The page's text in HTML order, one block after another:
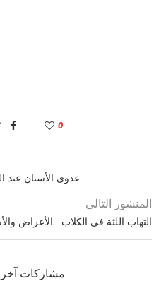
0
عدوى الأسنان عند الكلاب.. 4 علامات
المنشور التالي
التهاب اللثة في الكلاب.. الأعراض
مشاركات